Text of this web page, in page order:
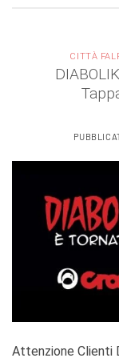
CITTÀ
Attenzione Clienti